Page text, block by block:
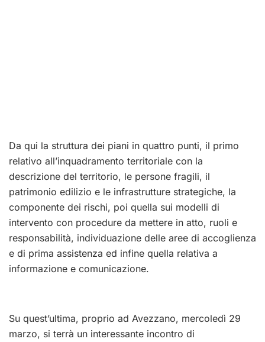
Da qui la struttura dei piani in quattro punti, il primo
relativo all’inquadramento territoriale con la
descrizione del territorio, le persone fragili, il
patrimonio edilizio e le infrastrutture strategiche, la
componente dei rischi, poi quella sui modelli di
intervento con procedure da mettere in atto, ruoli e
responsabilità, individuazione delle aree di accoglienza
e di prima assistenza ed infine quella relativa a
informazione e comunicazione.
Su quest’ultima, proprio ad Avezzano, mercoledì 29
marzo, si terrà un interessante incontro di